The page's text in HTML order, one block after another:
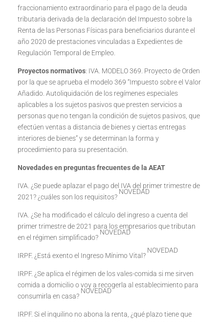
fraccionamiento extraordinario para el pago de la deuda
tributaria derivada de la declaración del Impuesto sobre la
Renta de las Personas Físicas para beneficiarios durante el
año 2020 de prestaciones vinculadas a Expedientes de
Regulación Temporal de Empleo.
Proyectos normativos: IVA. MODELO 369. Proyecto de Orden
por la que se aprueba el modelo 369 “Impuesto sobre el Valor
Añadido. Autoliquidación de los regímenes especiales
aplicables a los sujetos pasivos que presten servicios a
personas que no tengan la condición de sujetos pasivos, que
efectúen ventas a distancia de bienes y ciertas entregas
interiores de bienes” y se determinan la forma y
procedimiento para su presentación.
Novedades en preguntas frecuentes de la AEAT
IVA. ¿Se puede aplazar el pago del IVA del primer trimestre de
2021? ¿cuáles son los requisitos?
NOVEDAD
IVA. ¿Se ha modificado el cálculo del ingreso a cuenta del
primer trimestre de 2021 para los empresarios que tributan
en el régimen simplificado?
NOVEDAD
IRPF. ¿Está exento el Ingreso Mínimo Vital?
NOVEDAD
IRPF. ¿Se aplica el régimen de los vales-comida si me sirven
comida a domicilio o voy a recogerla al establecimiento para
consumirla en casa?
NOVEDAD
IRPF. Si el inquilino no abona la renta, ¿qué plazo tiene que